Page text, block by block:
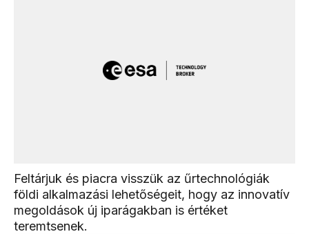
Feltárjuk és piacra visszük az űrtechnológiák
földi alkalmazási lehetőségeit, hogy az innovatív
megoldások új iparágakban is értéket
teremtsenek.